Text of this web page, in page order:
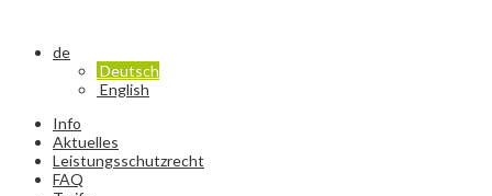
de
Deutsch
English
Info
Aktuelles
Leistungsschutzrecht
FAQ